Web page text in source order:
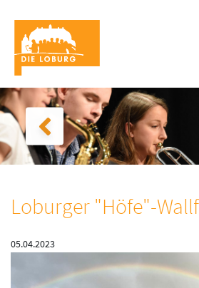
Loburger "Höfe"-
05.04.2023